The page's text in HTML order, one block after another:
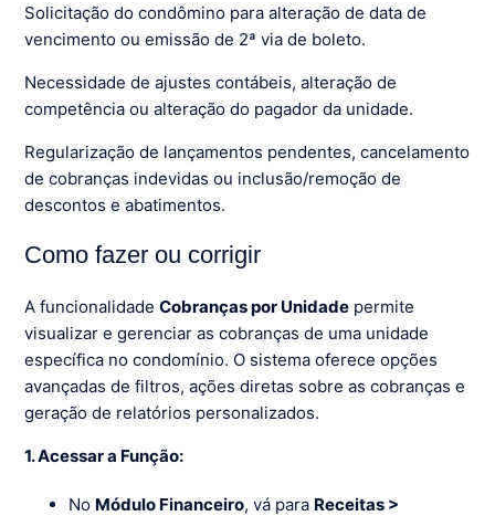
Solicitação do condômino para alteração de data de
vencimento ou emissão de 2ª via de boleto.
Necessidade de ajustes contábeis, alteração de
competência ou alteração do pagador da unidade.
Regularização de lançamentos pendentes, cancelamento
de cobranças indevidas ou inclusão/remoção de
descontos e abatimentos.
Como fazer ou corrigir
A funcionalidadeCobranças por Unidade permite
visualizar e gerenciar as cobranças de uma unidade
específica no condomínio. O sistema oferece opções
avançadas de filtros, ações diretas sobre as cobranças e
geração de relatórios personalizados.
1. Acessar a Função:
No Módulo Financeiro, vá para Receitas >